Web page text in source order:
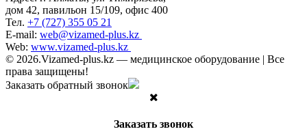
дом 42, павильон 15/109, офис 400
Тел. +7 (727) 355 05 21
E-mail: web@vizamed-plus.kz
Web: www.vizamed-plus.kz
© 2026.Vizamed-plus.kz — медицинское оборудование | Все
права защищены!
Заказать обратный звонок
Заказать звонок